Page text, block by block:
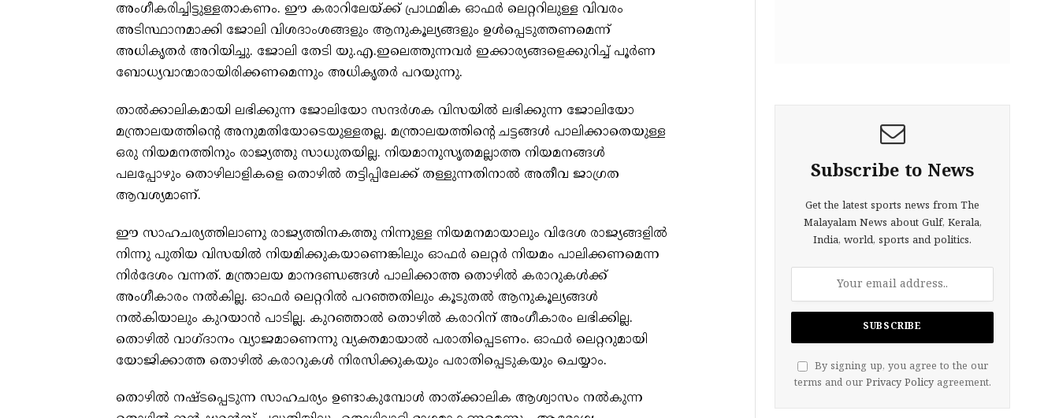
അംഗീകരിച്ചിട്ടുള്ളതാകണം. ഈ കരാറിലേയ്ക്ക് പ്രാഥമിക ഓഫർ ലെറ്ററിലുള്ള വിവരം
അടിസ്ഥാനമാക്കി ജോലി വിശദാംശങ്ങളും ആനുകൂല്യങ്ങളും ഉൾപ്പെടുത്തണമെന്ന്
അധികൃതർ അറിയിച്ചു. ജോലി തേടി യു.എ.ഇലെത്തുന്നവർ ഇക്കാര്യങ്ങളെക്കുറിച്ച് പൂർണ
ബോധ്യവാന്മാരായിരിക്കണമെന്നും അധികൃതർ പറയുന്നു.
താൽക്കാലികമായി ലഭിക്കുന്ന ജോലിയോ സന്ദർശക വിസയിൽ ലഭിക്കുന്ന ജോലിയോ
മന്ത്രാലയത്തിൻ്റെ അനുമതിയോടെയുള്ളതല്ല. മന്ത്രാലയത്തിന്റെ ചട്ടങ്ങൾ പാലിക്കാതെയുള്ള
ഒരു നിയമനത്തിനും രാജ്യത്തു സാധുതയില്ല. നിയമാനുസൃതമല്ലാത്ത നിയമനങ്ങൾ
പലപ്പോഴും തൊഴിലാളികളെ തൊഴിൽ തട്ടിപ്പിലേക്ക് തള്ളുന്നതിനാൽ അതീവ ജാഗ്രത
ആവശ്യമാണ്.
ഈ സാഹചര്യത്തിലാണു രാജ്യത്തിനകത്തു നിന്നുള്ള നിയമനമായാലും വിദേശ രാജ്യങ്ങളിൽ
നിന്നു പുതിയ വിസയിൽ നിയമിക്കുകയാണെങ്കിലും ഓഫർ ലെറ്റർ നിയമം പാലിക്കണമെന്ന
നിർദേശം വന്നത്. മന്ത്രാലയ മാനദണ്ഡങ്ങൾ പാലിക്കാത്ത തൊഴിൽ കരാറുകൾക്ക്
അംഗീകാരം നൽകില്ല. ഓഫർ ലെറ്ററിൽ പറഞ്ഞതിലും കൂടുതൽ ആനുകൂല്യങ്ങൾ
നൽകിയാലും കുറയാൻ പാടില്ല. കുറഞ്ഞാൽ തൊഴിൽ കരാറിന് അംഗീകാരം ലഭിക്കില്ല.
തൊഴിൽ വാഗ്ദാനം വ്യാജമാണെന്നു വ്യക്തമായാൽ പരാതിപ്പെടണം. ഓഫർ ലെറ്ററുമായി
യോജിക്കാത്ത തൊഴിൽ കരാറുകൾ നിരസിക്കുകയും പരാതിപ്പെടുകയും ചെയ്യാം.
തൊഴിൽ നഷ്ടപ്പെടുന്ന സാഹചര്യം ഉണ്ടാകുമ്പോൾ താത്ക്കാലിക ആശ്വാസം നൽകുന്ന
Subscribe to News
Get the latest sports news from The
Malayalam News about Gulf, Kerala,
India, world, sports and politics.
By signing up, you agree to the our
terms and our Privacy Policyagreement.